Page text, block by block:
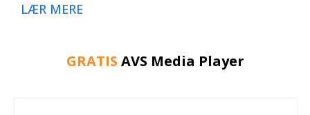
LÆR MERE
GRATIS AVS Media Player